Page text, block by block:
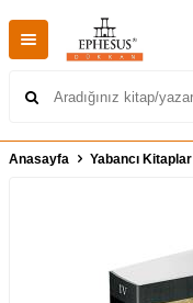
Anasayfa Yabancı Kitaplar